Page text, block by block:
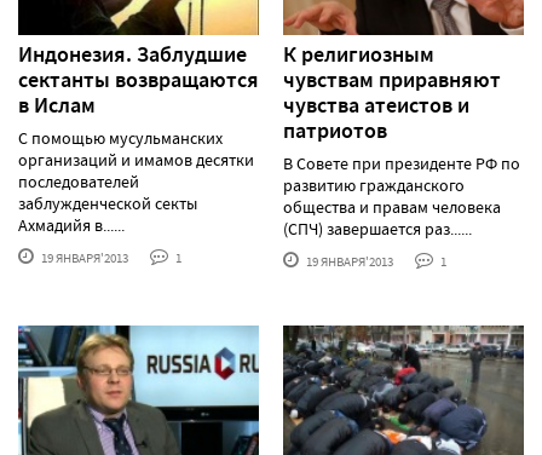
Индонезия. Заблудшие
сектанты возвращаются
в Ислам
С помощью мусульманских
организаций и имамов десятки
последователей
заблужденческой секты
Ахмадийя в......
19 ЯНВАРЯ'2013 1
К религиозным
чувствам приравняют
чувства атеистов и
патриотов
В Совете при президенте РФ по
развитию гражданского
общества и правам человека
(СПЧ) завершается раз......
19 ЯНВАРЯ'2013 1